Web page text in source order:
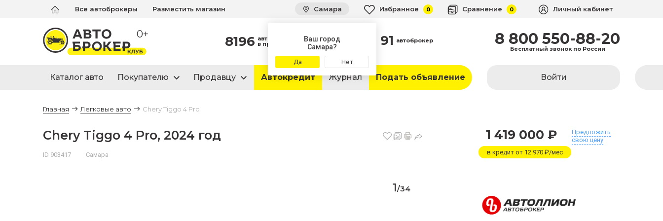
Все автоброкеры Разместить магазин Самара
Ваш город
Самара?
Да Нет
Избранное 0 Сравнение 0 Личный кабинет
0+ 8196 автомобилей
в продаже 91 автоброкер 8 800 550-88-20
Бесплатный звонок по России
Каталог авто Покупателю Продавцу Автокредит Журнал Подать объявление Войти
Главная Легковые авто Chery Tiggo 4 Pro
Chery Tiggo 4 Pro, 2024 год
ID 903417 Самара
1 419 000 ₽
Предложить
свою цену
в кредит от 12 970 ₽/мес
1/34